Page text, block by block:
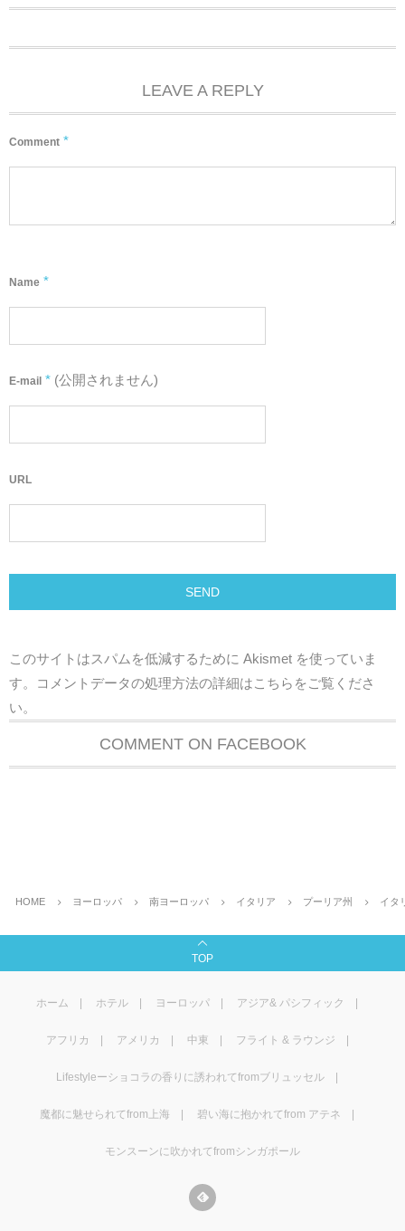
LEAVE A REPLY
Comment *
Name *
E-mail * (公開されません)
URL
このサイトはスパムを低減するために Akismet を使っていま
す。
コメントデータの処理方法の詳細はこちらをご覧くださ
い。
COMMENT ON FACEBOOK
HOME ヨーロッパ 南ヨーロッパ イタリア プーリア州 イタ
TOP
ホーム ホテル ヨーロッパ アジア& パシフィック
アフリカ アメリカ 中東 フライト & ラウンジ
Lifestyleーショコラの香りに誘われてfromブリュッセル
魔都に魅せられてfrom上海 碧い海に抱かれてfrom アテネ
モンスーンに吹かれてfromシンガポール